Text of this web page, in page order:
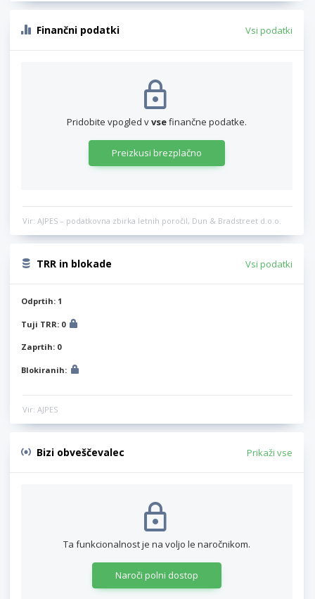
Finančni podatki Vsi podatki
Pridobite vpogled vvsefinančne podatke.
Preizkusi brezplačno
Vir: AJPES – podatkovna zbirka letnih poročil, Dun & Bradstreet d.o.o.
TRR in blokade Vsi podatki
Odprtih: 1
Tuji TRR: 0
Zaprtih: 0
Blokiranih:
Vir: AJPES
Bizi obveščevalec Prikaži vse
Ta funkcionalnost je na voljo le naročnikom.
Naroči polni dostop